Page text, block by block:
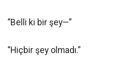
“Belli ki bir şey—”
“Hiçbir şey olmadı.”